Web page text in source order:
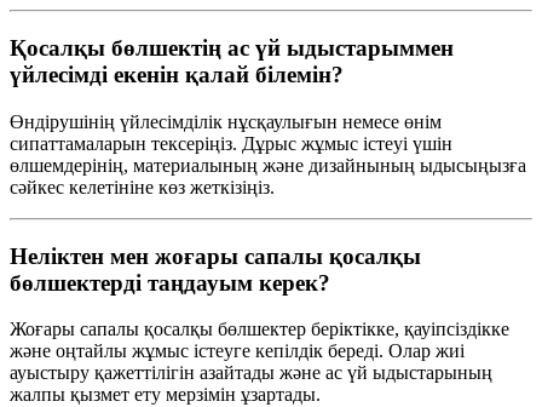
Қосалқы бөлшектің ас үй ыдыстарыммен
үйлесімді екенін қалай білемін?
Өндірушінің үйлесімділік нұсқаулығын немесе өнім
сипаттамаларын тексеріңіз. Дұрыс жұмыс істеуі үшін
өлшемдерінің, материалының және дизайнының ыдысыңызға
сәйкес келетініне көз жеткізіңіз.
Неліктен мен жоғары сапалы қосалқы
бөлшектерді таңдауым керек?
Жоғары сапалы қосалқы бөлшектер беріктікке, қауіпсіздікке
және оңтайлы жұмыс істеуге кепілдік береді. Олар жиі
ауыстыру қажеттілігін азайтады және ас үй ыдыстарының
жалпы қызмет ету мерзімін ұзартады.